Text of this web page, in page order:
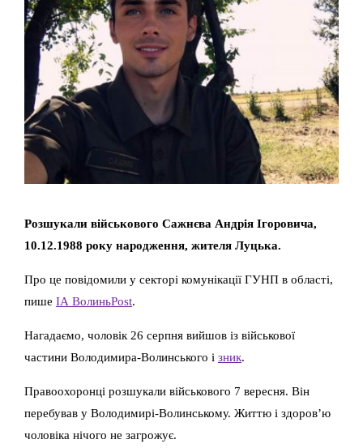
Розшукали військового Сажнєва Андрія Ігоровича,
10.12.1988 року народження, жителя Луцька.
Про це повідомили у секторі комунікації ГУНП в області,
пише ІА ВолиньPost.
Нагадаємо, чоловік 26 серпня вийшов із військової
частини Володимира-Волинського і зник.
Правоохоронці розшукали військового 7 вересня. Він
перебував у Володимирі-Волинському. Життю і здоров’ю
чоловіка нічого не загрожує.